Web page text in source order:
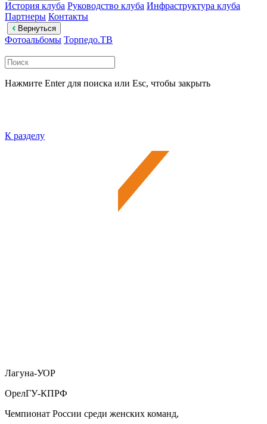
История клуба Руководство клуба Инфраструктура клуба
Партнеры Контакты
Вернуться
Фотоальбомы Торпедо.ТВ
Нажмите Enter для поиска или Esc, чтобы закрыть
К разделу
Лагуна-УОР
ОрелГУ-КПРФ
Чемпионат России среди женских команд,